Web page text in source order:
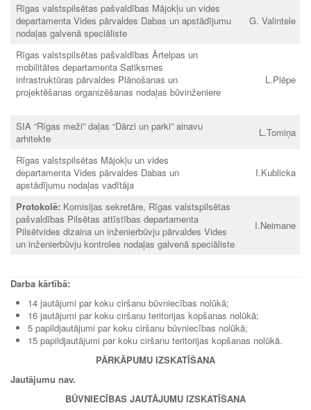
Rīgas valstspilsētas pašvaldības Mājokļu un vides
departamenta Vides pārvaldes Dabas un apstādījumu
nodaļas galvenā speciāliste
G. Valintele
Rīgas valstspilsētas pašvaldības Ārtelpas un
mobilitātes departamenta Satiksmes
infrastruktūras pārvaldes Plānošanas un
projektēšanas organizēšanas nodaļas būvinženiere
L.Plēpe
SIA “Rīgas meži” daļas “Dārzi un parki” ainavu
arhitekte
L.Tomiņa
Rīgas valstspilsētas Mājokļu un vides
departamenta Vides pārvaldes Dabas un
apstādījumu nodaļas vadītāja
I.Kublicka
Protokolē: Komisijas sekretāre, Rīgas valstspilsētas
pašvaldības Pilsētas attīstības departamenta
Pilsētvides dizaina un inženierbūvju pārvaldes Vides
un inženierbūvju kontroles nodaļas galvenā speciāliste
I.Neimane
Darba kārtībā:
14 jautājumi par koku ciršanu būvniecības nolūkā;
16 jautājumi par koku ciršanu teritorijas kopšanas nolūkā;
5 papildjautājumi par koku ciršanu būvniecības nolūkā;
15 papildjautājumi par koku ciršanu teritorijas kopšanas nolūkā.
PĀRKĀPUMU IZSKATĪŠANA
Jautājumu nav.
BŪVNIECĪBAS JAUTĀJUMU IZSKATĪŠANA